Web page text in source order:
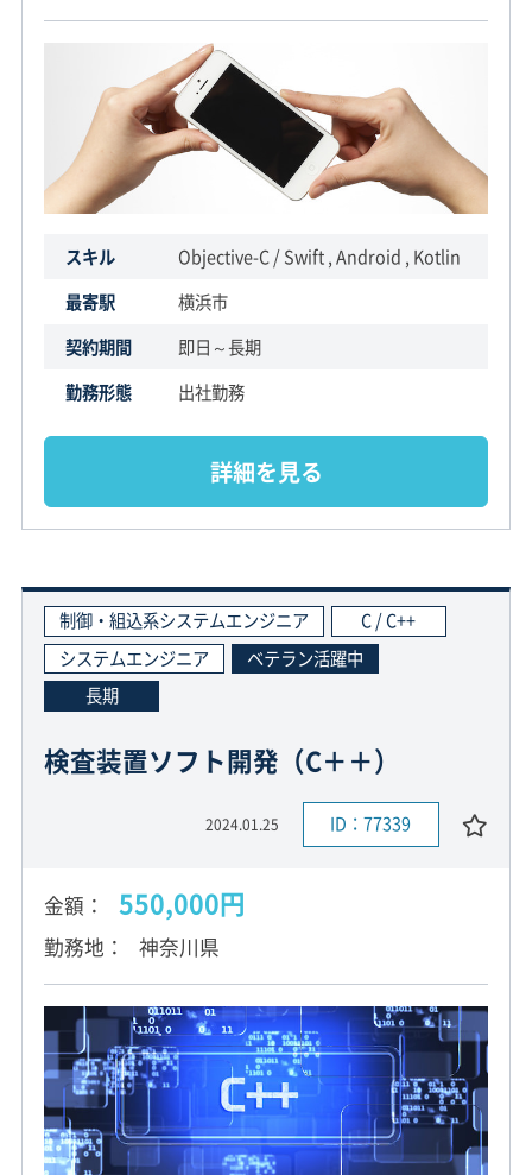
スキル
Objective-C / Swift , Android , Kotlin
最寄駅
横浜市
契約期間
即日～長期
勤務形態
出社勤務
詳細を見る
制御・組込系システムエンジニア
C / C++
システムエンジニア
ベテラン活躍中
長期
検査装置ソフト開発（C＋＋）
2024.01.25 ID：77339
金額 550,000円
勤務地 神奈川県